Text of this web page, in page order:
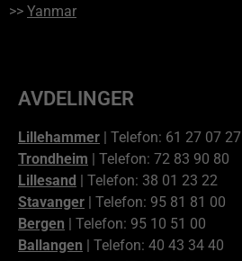
>> Yanmar
AVDELINGER
Lillehammer | Telefon: 61 27 07 27
Trondheim | Telefon: 72 83 90 80
Lillesand | Telefon: 38 01 23 22
Stavanger | Telefon: 95 81 81 00
Bergen | Telefon: 95 10 51 00
Ballangen | Telefon: 40 43 34 40